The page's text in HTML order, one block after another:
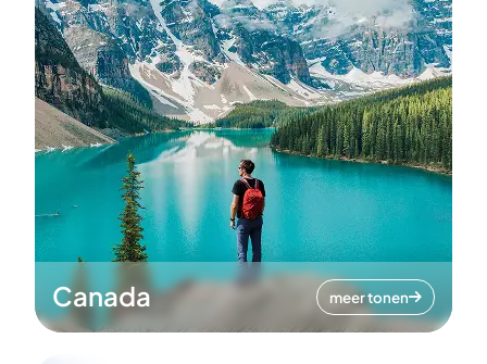
Canada meer tonen